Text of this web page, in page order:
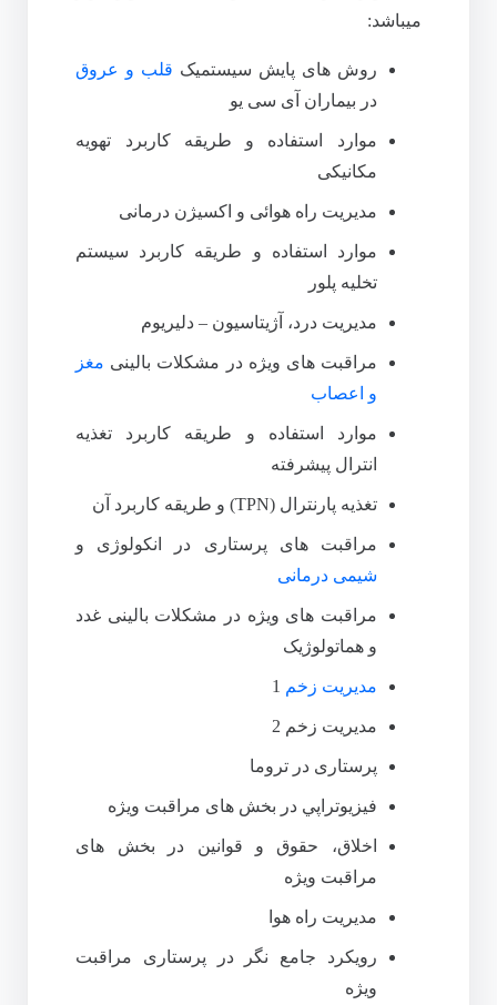
میباشد:
روش های پایش سیستمیک قلب و عروق
در بیماران آی سی یو
موارد استفاده و طریقه کاربرد تهویه
مکانیکی
مدیریت راه هوائی و اکسیژن درمانی
موارد استفاده و طریقه کاربرد سیستم
تخلیه پلور
مدیریت درد، آژیتاسیون – دلیریوم
مراقبت های ویژه در مشکلات بالینی مغز
و اعصاب
موارد استفاده و طریقه کاربرد تغذیه
انترال پیشرفته
تغذیه پارنترال (TPN) و طریقه کاربرد آن
مراقبت های پرستاری در انکولوژی و
شیمی درمانی
مراقبت های ویژه در مشکلات بالینی غدد
و هماتولوژیک
مدیریت زخم
مدیریت زخم 2
پرستاری در تروما
فيزيوتراپي در بخش های مراقبت ویژه
اخلاق، حقوق و قوانین در بخش های
مراقبت ویژه
مدیریت راه هوا
رویکرد جامع نگر در پرستاری مراقبت
ویژه